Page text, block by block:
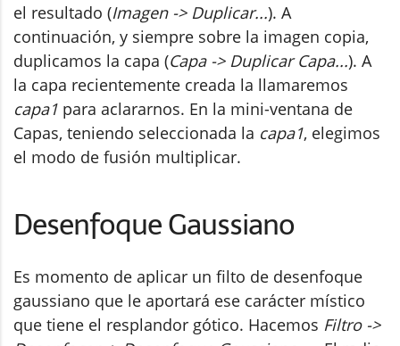
el resultado (Imagen -> Duplicar...). A
continuación, y siempre sobre la imagen copia,
duplicamos la capa (Capa -> Duplicar Capa...). A
la capa recientemente creada la llamaremos
capa1 para aclararnos. En la mini-ventana de
Capas, teniendo seleccionada la capa1, elegimos
el modo de fusión multiplicar.
Desenfoque Gaussiano
Es momento de aplicar un filto de desenfoque
gaussiano que le aportará ese carácter místico
que tiene el resplandor gótico. Hacemos Filtro ->